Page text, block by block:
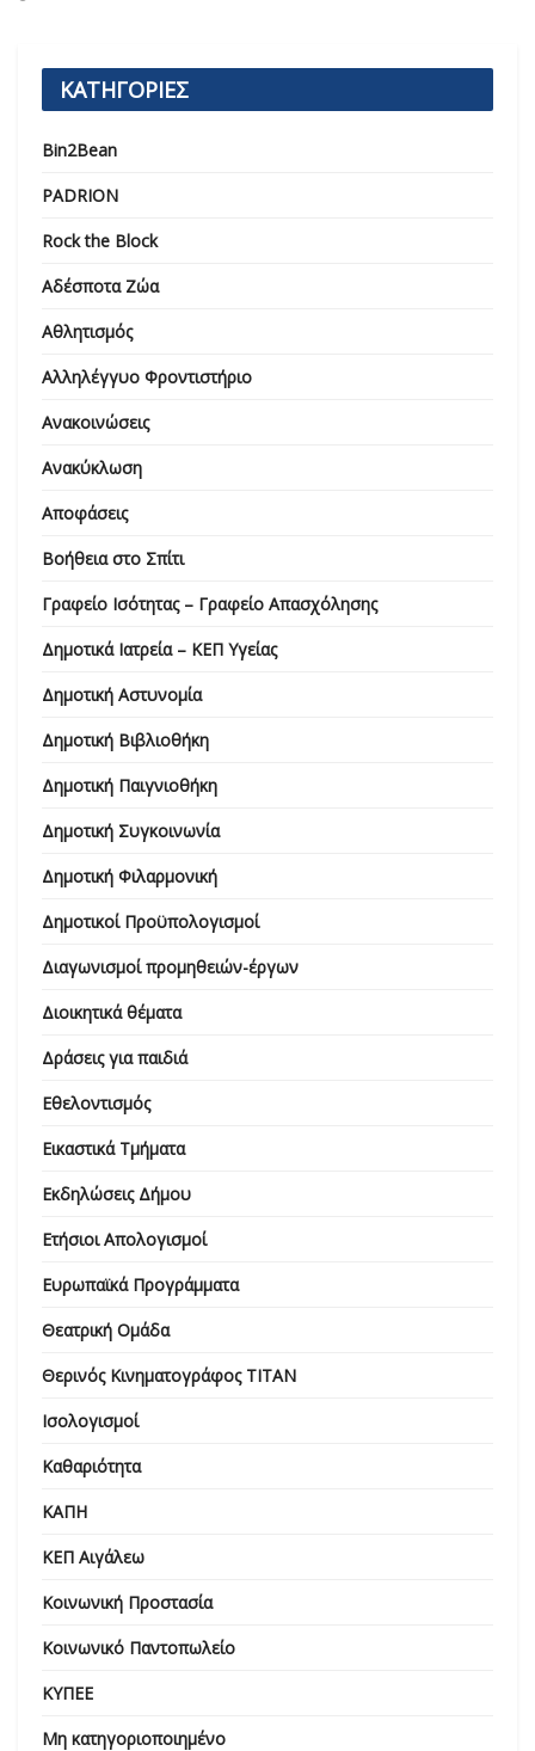
ΚΑΤΗΓΟΡΙΕΣ
Bin2Bean
PADRION
Rock the Block
Αδέσποτα Ζώα
Αθλητισμός
Αλληλέγγυο Φροντιστήριο
Ανακοινώσεις
Ανακύκλωση
Αποφάσεις
Βοήθεια στο Σπίτι
Γραφείο Ισότητας – Γραφείο Απασχόλησης
Δημοτικά Ιατρεία – ΚΕΠ Υγείας
Δημοτική Αστυνομία
Δημοτική Βιβλιοθήκη
Δημοτική Παιγνιοθήκη
Δημοτική Συγκοινωνία
Δημοτική Φιλαρμονική
Δημοτικοί Προϋπολογισμοί
Διαγωνισμοί προμηθειών-έργων
Διοικητικά θέματα
Δράσεις για παιδιά
Εθελοντισμός
Εικαστικά Τμήματα
Εκδηλώσεις Δήμου
Ετήσιοι Απολογισμοί
Ευρωπαϊκά Προγράμματα
Θεατρική Ομάδα
Θερινός Κινηματογράφος ΤΙΤΑΝ
Ισολογισμοί
Καθαριότητα
ΚΑΠΗ
ΚΕΠ Αιγάλεω
Κοινωνική Προστασία
Κοινωνικό Παντοπωλείο
ΚΥΠΕΕ
Μη κατηγοριοποιημένο